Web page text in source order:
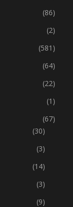
(86)
(2)
(581)
(64)
(22)
(1)
(67)
(30)
(3)
(14)
(3)
(9)